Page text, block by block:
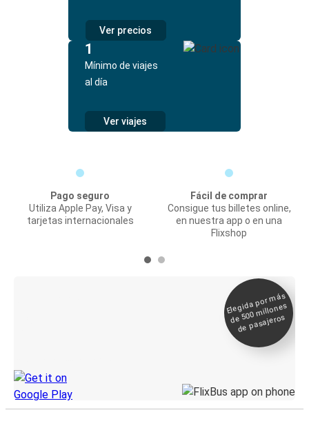
Ver precios
1
Mínimo de viajes
al día
Ver viajes
Pago seguro
Utiliza Apple Pay, Visa y
tarjetas internacionales
Fácil de comprar
Consigue tus billetes online,
en nuestra app o en una
Flixshop
Elegida por
más
de 500
millones
de pasajeros